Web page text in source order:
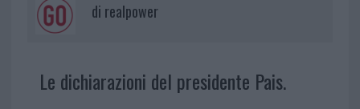
di realpower
Le dichiarazioni del presidente Pais.